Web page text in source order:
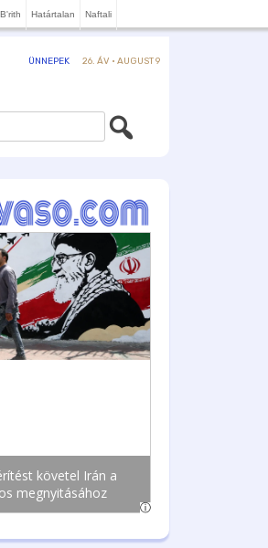
Határtalan Naftali
ÜNNEPEK 26. ÁV · AUGUST 9